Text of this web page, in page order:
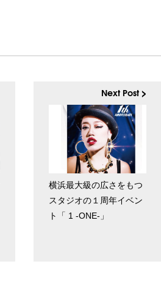
Next Post >
横浜最大級の広さをもつ
スタジオの１周年イベン
ト「 1 -ONE-」